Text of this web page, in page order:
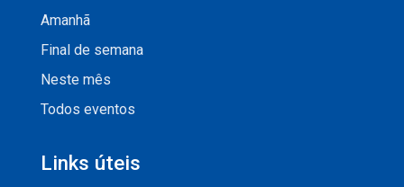
Amanhã
Final de semana
Neste mês
Todos eventos
Links úteis